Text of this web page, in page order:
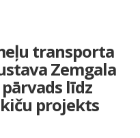
transporta
Zemgala
līdz
projekts